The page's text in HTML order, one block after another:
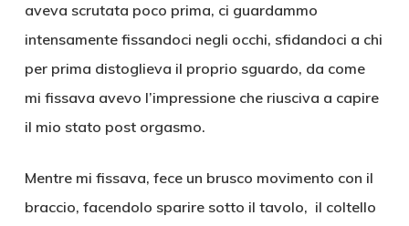
aveva scrutata poco prima, ci guardammo
intensamente fissandoci negli occhi, sfidandoci a chi
per prima distoglieva il proprio sguardo, da come
mi fissava avevo l’impressione che riusciva a capire
il mio stato post orgasmo.
Mentre mi fissava, fece un brusco movimento con il
braccio, facendolo sparire sotto il tavolo, il coltello